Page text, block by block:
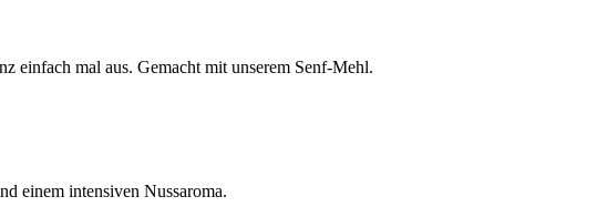
einfach mal aus. Gemacht mit unserem Senf-Mehl.
einem intensiven Nussaroma.